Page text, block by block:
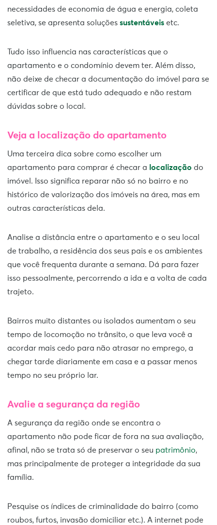
necessidades de economia de água e energia, coleta
seletiva, se apresenta soluções sustentáveis etc.
Tudo isso influencia nas características que o
apartamento e o condomínio devem ter. Além disso,
não deixe de checar a documentação do imóvel para se
certificar de que está tudo adequado e não restam
dúvidas sobre o local.
Veja a localização do apartamento
Uma terceira dica sobre como escolher um
apartamento para comprar é checar a localização do
imóvel. Isso significa reparar não só no bairro e no
histórico de valorização dos imóveis na área, mas em
outras características dela.
Analise a distância entre o apartamento e o seu local
de trabalho, a residência dos seus pais e os ambientes
que você frequenta durante a semana. Dá para fazer
isso pessoalmente, percorrendo a ida e a volta de cada
trajeto.
Bairros muito distantes ou isolados aumentam o seu
tempo de locomoção no trânsito, o que leva você a
acordar mais cedo para não atrasar no emprego, a
chegar tarde diariamente em casa e a passar menos
tempo no seu próprio lar.
Avalie a segurança da região
A segurança da região onde se encontra o
apartamento não pode ficar de fora na sua avaliação,
afinal, não se trata só de preservar o seu patrimônio,
mas principalmente de proteger a integridade da sua
família.
Pesquise os índices de criminalidade do bairro (como
roubos, furtos, invasão domiciliar etc.). A internet pode